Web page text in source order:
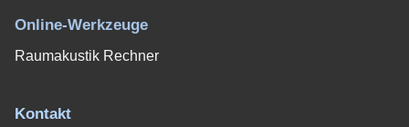
Online-Werkzeuge
Raumakustik Rechner
Kontakt